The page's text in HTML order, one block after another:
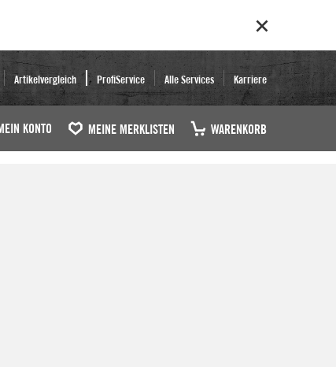
Artikelvergleich ProfiService Alle Services Karriere
KONTO MEINE MERKLISTEN WARENKORB